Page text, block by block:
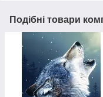
Подібні товари